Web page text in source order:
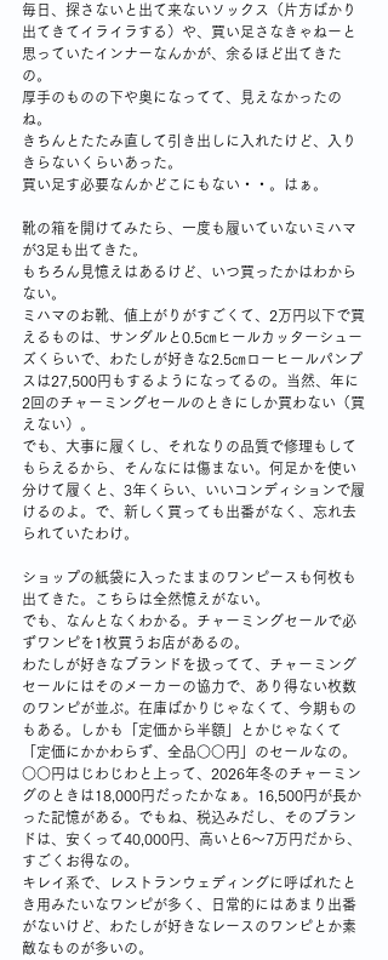
毎日、探さないと出て来ないソックス（片方ばかり
出てきてイライラする）や、買い足さなきゃねーと
思っていたインナーなんかが、余るほど出てきた
の。
厚手のものの下や奥になってて、見えなかったの
ね。
きちんとたたみ直して引き出しに入れたけど、入り
きらないくらいあった。
買い足す必要なんかどこにもない・・。はぁ。
靴の箱を開けてみたら、一度も履いていないミハマ
が3足も出てきた。
もちろん見憶えはあるけど、いつ買ったかはわから
ない。
ミハマのお靴、値上がりがすごくて、2万円以下で買
えるものは、サンダルと0.5㎝ヒールカッターシュー
ズくらいで、わたしが好きな2.5㎝ローヒールパンプ
スは27,500円もするようになってるの。当然、年に
2回のチャーミングセールのときにしか買わない（買
えない）。
でも、大事に履くし、それなりの品質で修理もして
もらえるから、そんなには傷まない。何足かを使い
分けて履くと、3年くらい、いいコンディションで履
けるのよ。で、新しく買っても出番がなく、忘れ去
られていたわけ。
ショップの紙袋に入ったままのワンピースも何枚も
出てきた。こちらは全然憶えがない。
でも、なんとなくわかる。チャーミングセールで必
ずワンピを1枚買うお店があるの。
わたしが好きなブランドを扱ってて、チャーミング
セールにはそのメーカーの協力で、あり得ない枚数
のワンピが並ぶ。在庫ばかりじゃなくて、今期もの
もある。しかも「定価から半額」とかじゃなくて
「定価にかかわらず、全品○○円」のセールなの。
○○円はじわじわと上って、2026年冬のチャーミン
グのときは18,000円だったかなぁ。16,500円が長か
った記憶がある。でもね、税込みだし、そのブラン
ドは、安くって40,000円、高いと6～7万円だから、
すごくお得なの。
キレイ系で、レストランウェディングに呼ばれたと
き用みたいなワンピが多く、日常的にはあまり出番
がないけど、わたしが好きなレースのワンピとか素
敵なものが多いの。